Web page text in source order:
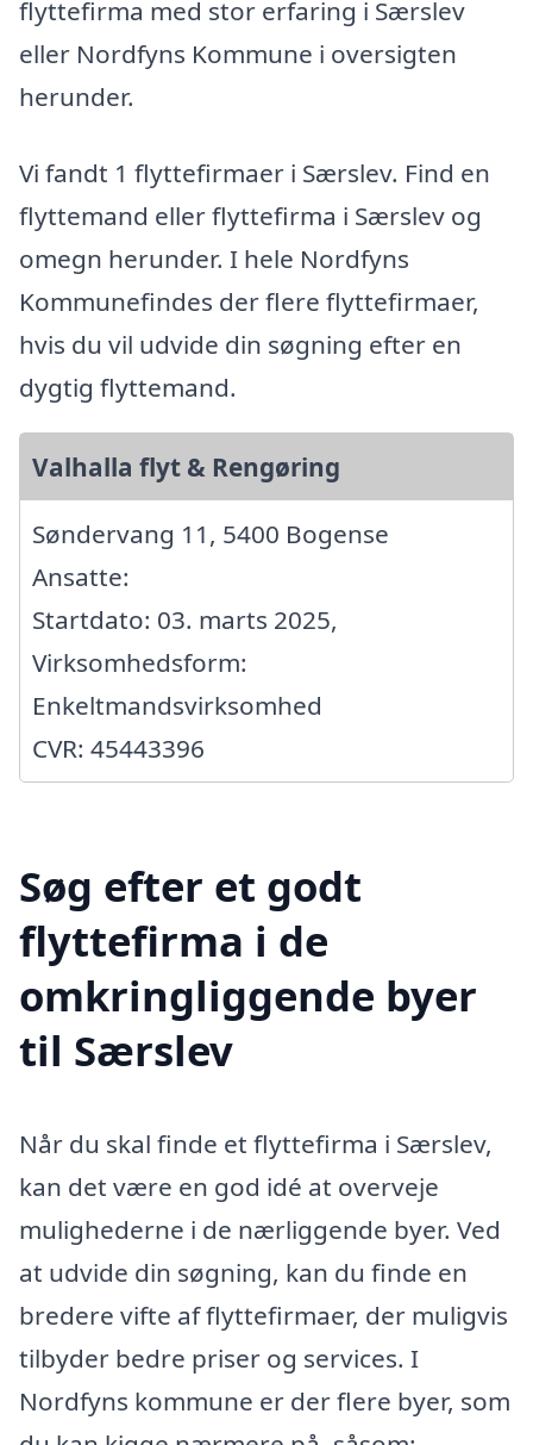
flyttefirma med stor erfaring i Særslev
eller Nordfyns Kommune i oversigten
herunder.
Vi fandt 1 flyttefirmaer i Særslev. Find en
flyttemand eller flyttefirma i Særslev og
omegn herunder. I hele Nordfyns
Kommunefindes der flere flyttefirmaer,
hvis du vil udvide din søgning efter en
dygtig flyttemand.
Valhalla flyt & Rengøring
Søndervang 11, 5400 Bogense
Ansatte:
Startdato: 03. marts 2025,
Virksomhedsform:
Enkeltmandsvirksomhed
CVR: 45443396
Søg efter et godt
flyttefirma i de
omkringliggende byer
til Særslev
Når du skal finde et flyttefirma i Særslev,
kan det være en god idé at overveje
mulighederne i de nærliggende byer. Ved
at udvide din søgning, kan du finde en
bredere vifte af flyttefirmaer, der muligvis
tilbyder bedre priser og services. I
Nordfyns kommune er der flere byer, som